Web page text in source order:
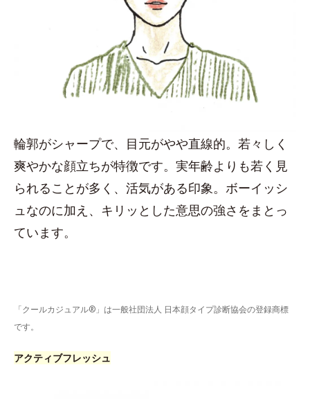
輪郭がシャープで、目元がやや直線的。若々しく
爽やかな顔立ちが特徴です。実年齢よりも若く見
られることが多く、活気がある印象。ボーイッシ
ュなのに加え、キリッとした意思の強さをまとっ
ています。
「クールカジュアル®」は一般社団法人 日本顔タイプ診断協会の登録商標
です。
アクティブフレッシュ